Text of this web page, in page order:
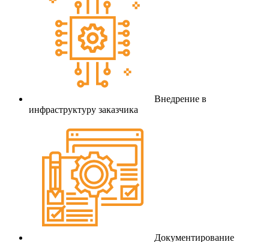
Внедрение в
инфраструктуру заказчика
Документирование